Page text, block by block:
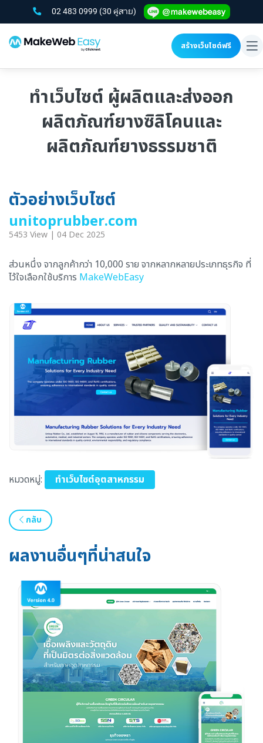
02 483 0999 (30 คู่สาย)
สร้างเว็บไซต์ฟรี
ทำเว็บไซต์ ผู้ผลิตและส่งออก
ผลิตภัณฑ์ยางซิลิโคนและ
ผลิตภัณฑ์ยางธรรมชาติ
ตัวอย่างเว็บไซต์
unitoprubber.com
5453 View | 04 Dec 2025
ส่วนหนึ่ง จากลูกค้ากว่า 10,000 ราย จากหลากหลายประเภทธุรกิจ ที่
ไว้ใจเลือกใช้บริการ MakeWebEasy
หมวดหมู่: ทำเว็บไซต์อุตสาหกรรม
กลับ
ผลงานอื่นๆที่น่าสนใจ